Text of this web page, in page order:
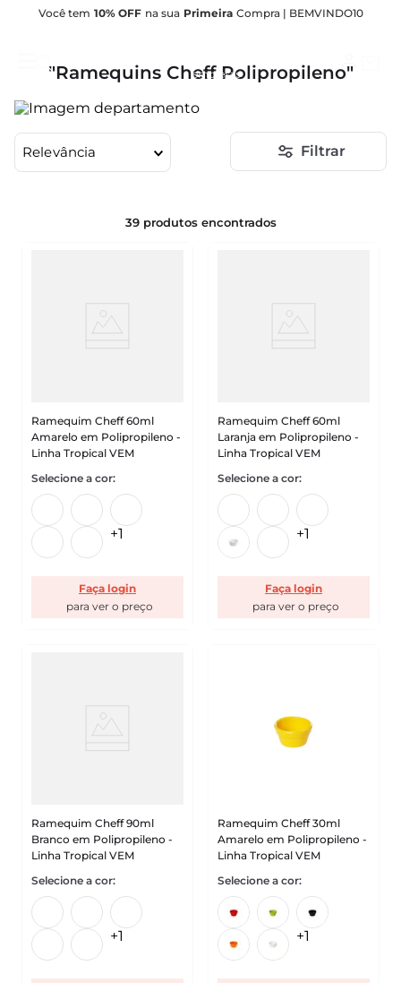
Você tem 10% OFF na sua Primeira Compra | BEMVINDO10
RAMEQUINS Ramequins Cheff Polipropileno
Ramequins Cheff Polipropileno
Relevância Filtrar
39 produtos
Ramequim Cheff 60ml
Amarelo em Polipropileno -
Linha Tropical VEM
+1
Faça login
Ramequim Cheff 60ml
Laranja em Polipropileno -
Linha Tropical VEM
+1
Faça login
Ramequim Cheff 90ml
Branco em Polipropileno -
Linha Tropical VEM
+1
Ramequim Cheff 30ml
Amarelo em Polipropileno -
Linha Tropical VEM
+1